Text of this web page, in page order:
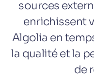
sources
enrichissent
Algolia en
la qualité et la
de